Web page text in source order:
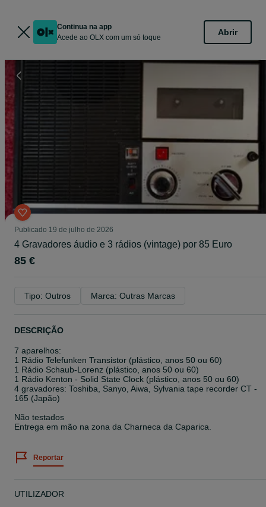
Continua na app
Acede ao OLX com um só toque
Abrir
Publicado 19 de julho de 2026
4 Gravadores áudio e 3 rádios (vintage) por 85 Euro
85 €
Tipo: Outros Marca: Outras Marcas
DESCRIÇÃO
7 aparelhos:
1 Rádio Telefunken Transistor (plástico, anos 50 ou 60)
1 Rádio Schaub-Lorenz (plástico, anos 50 ou 60)
1 Rádio Kenton - Solid State Clock (plástico, anos 50 ou 60)
4 gravadores: Toshiba, Sanyo, Aiwa, Sylvania tape recorder CT -
165 (Japão)
Não testados
Entrega em mão na zona da Charneca da Caparica.
Reportar
UTILIZADOR